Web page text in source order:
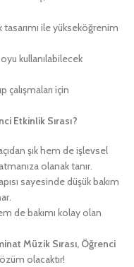
tasarımı ile yükseköğrenim
kullanılabilecek
çalışmaları için
Etkinlik Sırası?
şık hem de işlevsel
olanak tanır.
sayesinde düşük bakım
de bakımı kolay olan
Müzik Sırası, Öğrenci
olacaktır!